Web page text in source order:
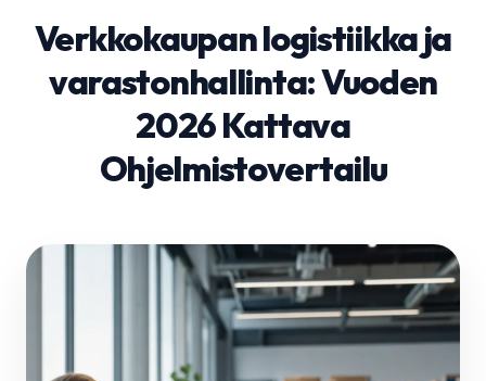
Verkkokaupan logistiikka ja
varastonhallinta: Vuoden
2026 Kattava
Ohjelmistovertailu